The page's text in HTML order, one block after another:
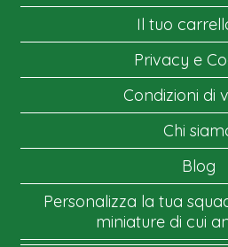
Il tuo
Privacy e
Condizioni di
Chi
Blog
Personalizza la tua
miniature di cui